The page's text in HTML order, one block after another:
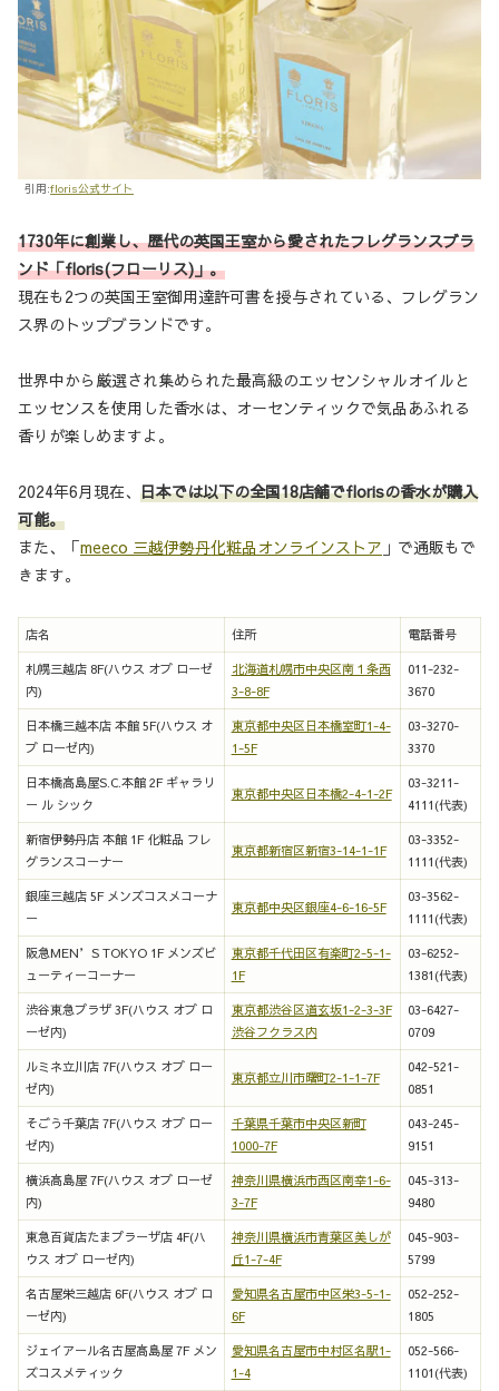
引用:floris公式サイト
1730年に創業し、歴代の英国王室から愛されたフレグランスブラ
ンド「floris(フローリス)」。
現在も2つの英国王室御用達許可書を授与されている、フレグラン
ス界のトップブランドです。
世界中から厳選され集められた最高級のエッセンシャルオイルと
エッセンスを使用した香水は、オーセンティックで気品あふれる
香りが楽しめますよ。
2024年6月現在、 日本では以下の全国18店舗でflorisの香水が購入
可能。
また、「meeco 三越伊勢丹化粧品オンラインストア 」で通販もで
きます。
店名 住所 電話番号
札幌三越店 8F(ハウス オブ ローゼ
内)
北海道札幌市中央区南１条西
3-8-8F
011-232-
3670
日本橋三越本店 本館 5F(ハウス オ
ブ ローゼ内)
東京都中央区日本橋室町1-4-
1-5F
03-3270-
3370
日本橋髙島屋S.C.本館 2F ギャラリ
ー ル シック
東京都中央区日本橋2-4-1-2F
03-3211-
4111(代表)
新宿伊勢丹店 本館 1F 化粧品 フレ
グランスコーナー
東京都新宿区新宿3-14-1-1F
03-3352-
1111(代表)
銀座三越店 5F メンズコスメコーナ
ー
東京都中央区銀座4-6-16-5F
03-3562-
1111(代表)
阪急MEN’S TOKYO 1F メンズビ
ューティーコーナー
東京都千代田区有楽町2-5-1-
1F
03-6252-
1381(代表)
渋谷東急プラザ 3F(ハウス オブ ロ
ーゼ内)
東京都渋谷区道玄坂1-2-3-3F
渋谷フクラス内
03-6427-
0709
ルミネ立川店 7F(ハウス オブ ロー
ゼ内)
東京都立川市曙町2-1-1-7F
042-521-
0851
そごう千葉店 7F(ハウス オブ ロー
ゼ内)
千葉県千葉市中央区新町
1000-7F
043-245-
9151
横浜髙島屋 7F(ハウス オブ ローゼ
内)
神奈川県横浜市西区南幸1-6-
3-7F
045-313-
9480
東急百貨店たまプラーザ店 4F(ハ
ウス オブ ローゼ内)
神奈川県横浜市青葉区美しが
丘1-7-4F
045-903-
5799
名古屋栄三越店 6F(ハウス オブ ロ
ーゼ内)
愛知県名古屋市中区栄3-5-1-
6F
052-252-
1805
ジェイアール名古屋髙島屋 7F メン
ズコスメティック
愛知県名古屋市中村区名駅1-
1-4
052-566-
1101(代表)